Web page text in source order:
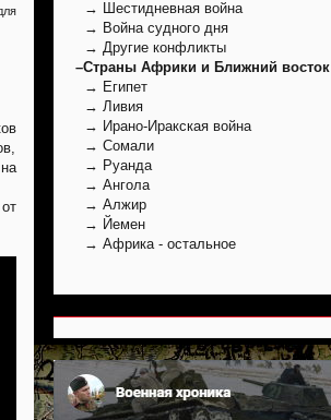
→ Шестидневная война
→ Война судного дня
→ Другие конфликты
–Страны Африки и Ближний восток
→ Египет
→ Ливия
→ Ирано-Иракская война
→ Сомали
→ Руанда
→ Ангола
→ Алжир
→ Йемен
→ Африка - остальное